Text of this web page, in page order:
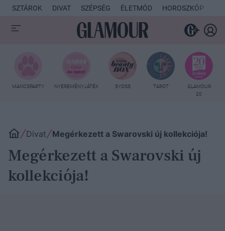
SZTÁROK DIVAT SZÉPSÉG ÉLETMÓD HOROSZKÓP
MANCSPARTY NYEREMÉNYJÁTÉK SYOSS TAROT
GLAMOUR
20
Divat Megérkezett a Swarovski új kollekciója!
Megérkezett a Swarovski új
kollekciója!